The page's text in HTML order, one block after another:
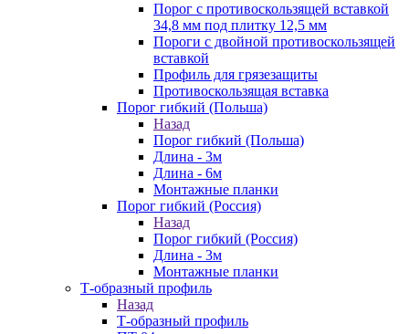
Порог с противоскользящей вставкой
34,8 мм под плитку 12,5 мм
Пороги с двойной противоскользящей
вставкой
Профиль для грязезащиты
Противоскользящая вставка
Порог гибкий (Польша)
Назад
Порог гибкий (Польша)
Длина - 3м
Длина - 6м
Монтажные планки
Порог гибкий (Россия)
Назад
Порог гибкий (Россия)
Длина - 3м
Монтажные планки
Т-образный профиль
Назад
Т-образный профиль